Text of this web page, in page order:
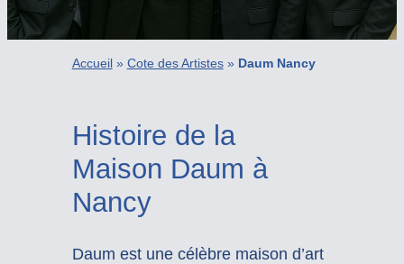
Accueil» Cote des Artistes» Daum Nancy
Histoire de la
Maison Daum à
Nancy
Daum est une célèbre maison d’art